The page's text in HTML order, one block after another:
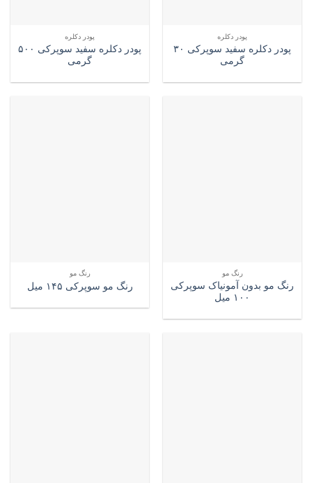
پودر دکلره
پودر دکلره سفید سوپرکی ۳۰
گرمی
پودر دکلره
پودر دکلره سفید سوپرکی ۵۰۰
گرمی
رنگ مو
رنگ مو بدون آمونیاک سوپرکی
۱۰۰ میل
رنگ مو
رنگ مو سوپرکی ۱۴۵ میل